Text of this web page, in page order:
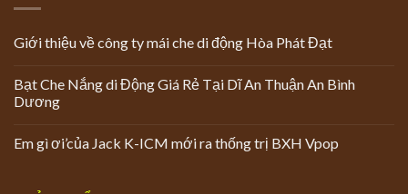
Giới thiệu về công ty mái che di động Hòa Phát Đạt
Bạt Che Nắng di Động Giá Rẻ Tại Dĩ An Thuận An Bình
Dương
Em gì ơi’của Jack K-ICM mới ra thống trị BXH Vpop